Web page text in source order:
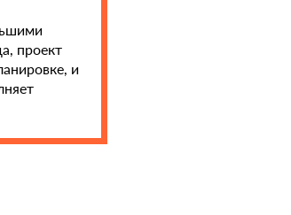
проект
и